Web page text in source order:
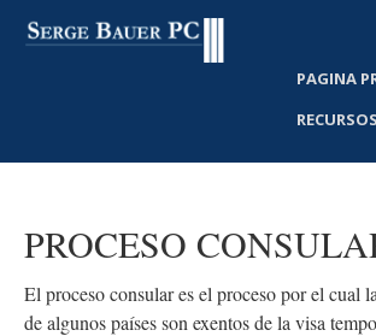
PAGINA
RECURSOS
PROCESO
El proceso consular es el proceso por el cual
de algunos países son exentos de la visa